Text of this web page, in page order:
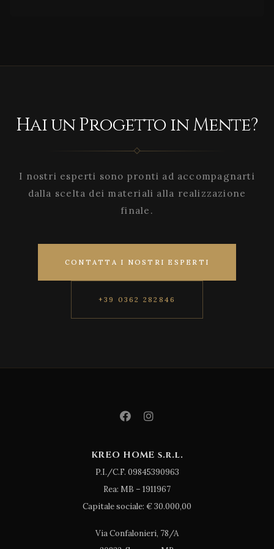
Hai un Progetto in Mente?
I nostri esperti sono pronti ad accompagnarti
dalla scelta dei materiali alla realizzazione
finale.
CONTATTA I NOSTRI ESPERTI
+39 0362 282846
KREO HOME s.r.l.
P.I./C.F. 09845390963
Rea: MB – 1911967
Capitale sociale: € 30.000,00
Via Confalonieri, 78/A